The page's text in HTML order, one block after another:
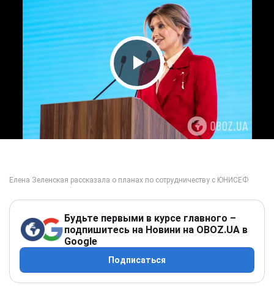
Play Video
Будьте первыми в курсе главного –
подпишитесь на Новини на OBOZ.UA в
Google
Подписаться